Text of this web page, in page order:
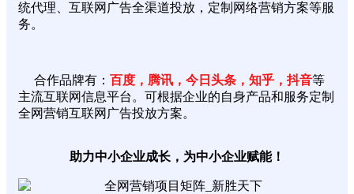
统代理、互联网广告全渠道投放，定制网络营销方案等服
务。
合作品牌有： 百度，腾讯，今日头条，知乎，抖音等
主流互联网信息平台。可根据企业的自身产品和服务定制
全网营销互联网广告投放方案。
助力中小企业成长，为中小企业赋能！